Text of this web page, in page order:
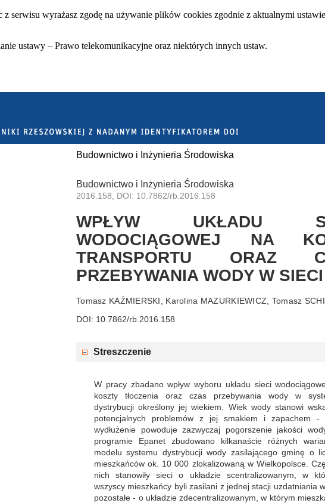
z serwisu wyrażasz zgodę na używanie plików cookies zgodnie z aktualnymi
ustawy – Prawo telekomunikacyjne oraz niektórych innych ustaw.
Budownictwo i Inżynieria Środowiska
Budownictwo i Inżynieria Środowiska
2016.158, DOI: 10.7862/rb.2016.158
WPŁYW UKŁADU
WODOCIĄGOWEJ NA
TRANSPORTU ORAZ
PRZEBYWANIA WODY W SIECI
Tomasz KAŹMIERSKI, Karolina MAZURKIEWICZ, Tomasz
DOI: 10.7862/rb.2016.158
Streszczenie
W pracy zbadano wpływ wyboru układu sieci
koszty tłoczenia oraz czas przebywania wody w
dystrybucji określony jej wiekiem. Wiek wody stanowi
potencjalnych problemów z jej smakiem i zapachem -
wydłużenie powoduje zazwyczaj pogorszenie jakości
programie Epanet zbudowano kilkanaście różnych
modelu systemu dystrybucji wody zasilającego gminę o
mieszkańców ok. 10 000 zlokalizowaną w Wielkopolsce.
nich stanowiły sieci o układzie scentralizowanym, w
wszyscy mieszkańcy byli zasilani z jednej stacji uzdatniania
pozostałe - o układzie zdecentralizowanym, w którym